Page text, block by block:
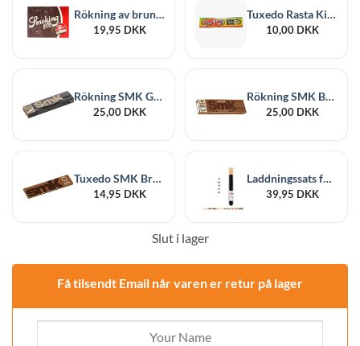
Rökning av bruna Mega Tips
19,95 DKK
Tuxedo Rasta King Size
10,00 DKK
Rökning SMK Gold King Size Slim + filtertips
25,00 DKK
Rökning SMK Brun King Size Slim + Filtertips
25,00 DKK
Tuxedo SMK Brun King Size
14,95 DKK
Laddningssats för aktiv tub
39,95 DKK
Slut i lager
Få tilsendt Email når varen er retur på lager